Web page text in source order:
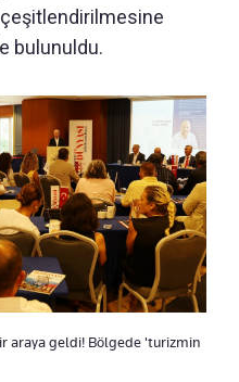
bulunuldu.
araya geldi! Bölgede 'turizmin